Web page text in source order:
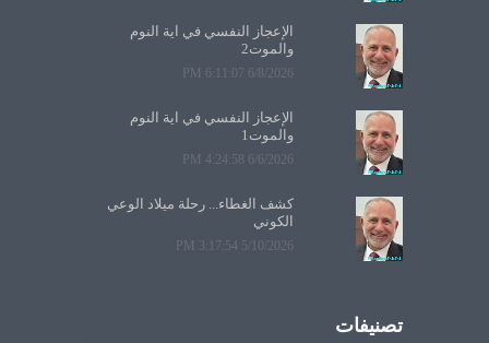
الإعجاز النفسي في آية النوم
والموت2
6/8/2026 6:11:07 PM
الإعجاز النفسي في آية النوم
والموت1
6/6/2026 4:24:58 PM
كشف الغطاء... رحلة ميلاد الوعي
الكوني
5/10/2026 3:17:54 PM
تصنيفات